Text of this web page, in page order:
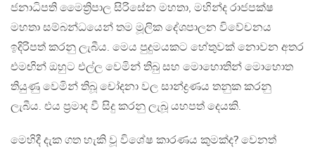
ජනාධිපති මෛත්‍රිපාල සිරිසේන මහතා, මහින්ද රාජපක්ෂ
මහතා සම්බන්ධයෙන් තම මූලික දේශපාලන විවේචනය
ඉදිරිපත් කරනු ලැබීය. මෙය පුදුමයකට හේතුවක් නොවන අතර
එමඟින් ඔහුට එල්ල වෙමින් තිබු සහ මොහොතින් මොහොත
තියුණු වෙමින් තිබූ චෝදනා වල සාන්ද්‍රණය තනුක කරනු
ලැබීය. එය ප්‍රමාද වී සිදු කරනු ලැබූ යහපත් දෙයකි.
මෙහිදී දැක ගත හැකි වූ විශේෂ කාරණය කුමක්ද? වෙනත්